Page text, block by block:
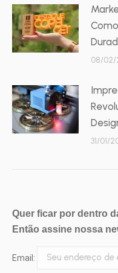
08/02/
31/01/
Quer ficar por dentro
Então assine nossa
Email: